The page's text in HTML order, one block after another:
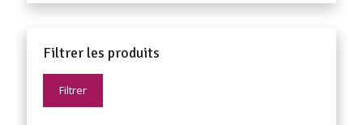
Filtrer les produits
Filtrer